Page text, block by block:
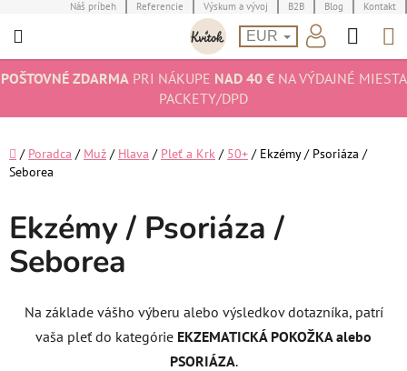
na
Náš príbeh Referencie Výskum a vývoj B2B Blog Kontakt
EUR
POŠTOVNÉ ZDARMAPRI NÁKUPE NAD 40 €NA VÝDAJNÉ MIESTA
PACKETY/DPD
Domov
/ Poradca / Muž / Hlava / Pleť a Krk / 50+ / Ekzémy / Psoriáza /
Seborea
Ekzémy / Psoriáza /
Seborea
Na základe vášho výberu alebo výsledkov dotazníka, patrí
vaša pleť do kategórie EKZEMATICKÁ POKOŽKA alebo
PSORIÁZA.